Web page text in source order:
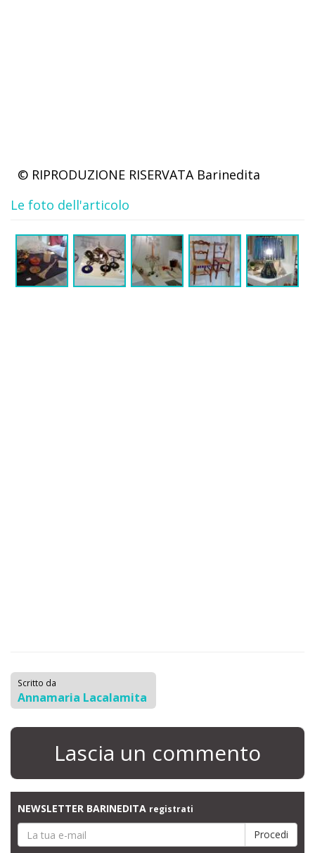
© RIPRODUZIONE RISERVATA Barinedita
Le foto dell'articolo
Scritto da
Annamaria Lacalamita
Lascia un commento
NEWSLETTER BARINEDITA registrati